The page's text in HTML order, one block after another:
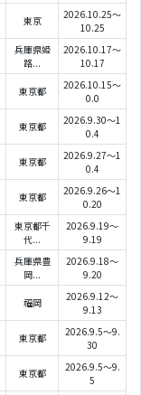
東京
2026.10.25～
10.25
兵庫県姫
路...
2026.10.17～
10.17
東京都
2026.10.15～
0.0
東京都
2026.9.30～1
0.4
東京都
2026.9.27～1
0.4
東京都
2026.9.26～1
0.20
東京都千
代...
2026.9.19～
9.19
兵庫県豊
岡...
2026.9.18～
9.20
福岡
2026.9.12～
9.13
東京都
2026.9.5～9.
30
東京都
2026.9.5～9.
5